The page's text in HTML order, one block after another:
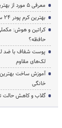
معرفی 5 مورد از بهترین کرم های ضد لک صورت
بهترین کرم پودر 24 ساعته کدام است؟
کراتین و هوش:
حافظه؟
پوست شفاف با ضد
لک‌های مقاوم
آموزش ساخت
خانگی
گلاب و کاهش حالت